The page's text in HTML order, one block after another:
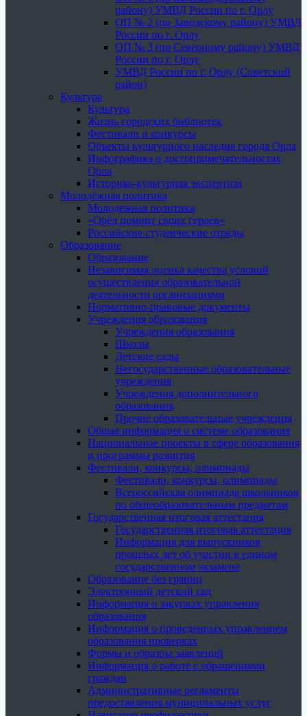
району) УМВД России по г. Орлу
ОП № 2 (по Заводскому району) УМВД
России по г. Орлу
ОП № 3 (по Северному району) УМВД
России по г. Орлу
УМВД России по г. Орлу (Советский
район)
Культура
Культура
Жизнь городских библиотек
Фестивали и конкурсы
Объекты культурного наследия города Орла
Инфографика о достопримечательностях
Орла
Историко-культурная экспертиза
Молодёжная политика
Молодёжная политика
«Орёл помнит своих героев»
Российские студенческие отряды
Образование
Образование
Независимая оценка качества условий
осуществления образовательной
деятельности организациями
Нормативно-правовые документы
Учреждения образования
Учреждения образования
Школы
Детские сады
Негосударственные образовательные
учреждения
Учреждения дополнительного
образования
Прочие образовательные учреждения
Общая информация о системе образования
Национальные проекты в сфере образования
и программы развития
Фестивали, конкурсы, олимпиады
Фестивали, конкурсы, олимпиады
Всероссийская олимпиада школьников
по общеобразовательным предметам
Государственная итоговая аттестация
Государственная итоговая аттестация
Информация для выпускников
прошлых лет об участии в едином
государственном экзамене
Образование без границ
Электронный детский сад
Информация о закупках управления
образования
Информация о проведенных управлением
образования проверках
Формы и образцы заявлений
Информация о работе с обращениями
граждан
Административные регламенты
предоставления муниципальных услуг